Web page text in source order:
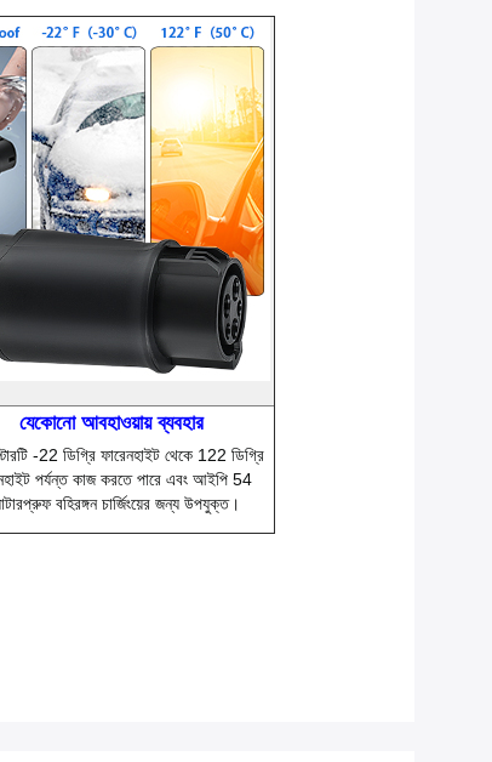
যেকোনো আবহাওয়ায় ব্যবহার
-22 ডিগ্রি ফারেনহাইট থেকে 122 ডিগ্রি
পর্যন্ত কাজ করতে পারে এবং আইপি 54
বহিরঙ্গন চার্জিংয়ের জন্য উপযুক্ত।